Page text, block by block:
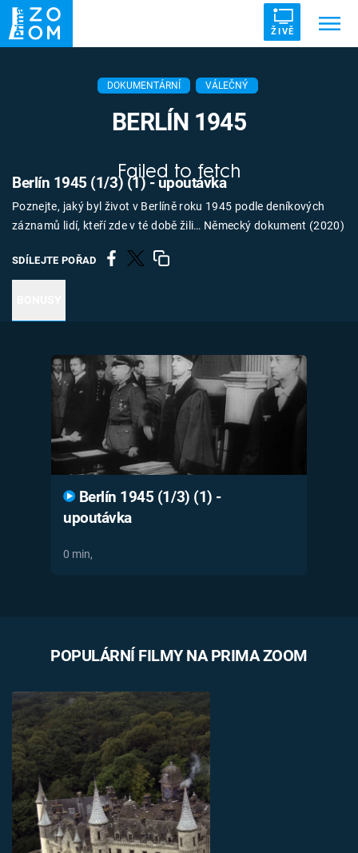
ŽIVĚ
ZRÁDCI UFO DRUHÁ SVĚTOVÁ VÁLKA
VETŘELCI DÁVNOVĚKU
Témata
Témata
Časopis
Sledujte prima+
Přihlášení
Sledujte nás
DOKUMENTÁRNÍ VÁLEČNÝ
BERLÍN 1945
Failed to fetch
Poznejte, jaký byl život v Berlíně roku 1945 podle deníkových
záznamů lidí, kteří zde v té době žili… Německý dokument (2020)
SDÍLEJTE POŘAD
Berlín 1945 (1/3) (1) - upoutávka
Berlín 1945 (1/3) (1) -
upoutávka
0 min,
POPULÁRNÍ FILMY NA PRIMA ZOOM